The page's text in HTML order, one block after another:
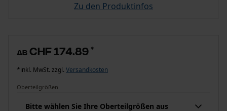
Zu den Produktinfos
ab CHF 174.89 *
*inkl. MwSt. zzgl. Versandkosten
Oberteilgrößen
Bitte wählen Sie Ihre Oberteilgrößen aus